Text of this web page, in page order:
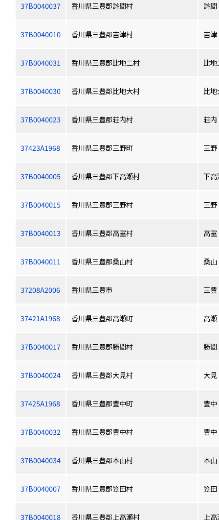
37B0040037 香川県三豊郡詫間村 詫間
37B0040010 香川県三豊郡吉津村 吉津
37B0040031 香川県三豊郡比地二村 比
37B0040030 香川県三豊郡比地大村 比
37B0040023 香川県三豊郡荘内村 荘内
37423A1968 香川県三豊郡三野町 三野
37B0040005 香川県三豊郡下高瀬村 下高
37B0040015 香川県三豊郡三野村 三野
37B0040013 香川県三豊郡高室村 高室
37B0040011 香川県三豊郡桑山村 桑山
37208A2006 香川県三豊市 三豊
37421A1968 香川県三豊郡高瀬町 高瀬
37B0040017 香川県三豊郡勝間村 勝間
37B0040024 香川県三豊郡大見村 大見
37425A1968 香川県三豊郡豊中町 豊中
37B0040032 香川県三豊郡豊中村 豊中
37B0040034 香川県三豊郡本山村 本山
37B0040007 香川県三豊郡笠田村 笠田
37B0040018 香川県三豊郡上高瀬村 上